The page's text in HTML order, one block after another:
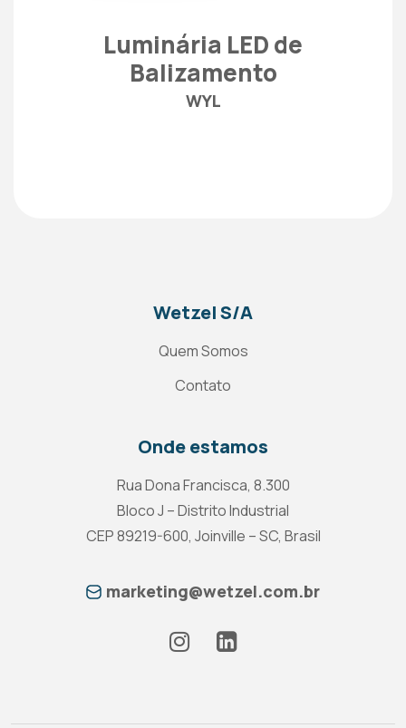
Luminária LED de
Balizamento
WYL
Wetzel S/A
Quem Somos
Contato
Onde estamos
Rua Dona Francisca, 8.300
Bloco J – Distrito Industrial
CEP 89219-600, Joinville – SC, Brasil
marketing@wetzel.com.br